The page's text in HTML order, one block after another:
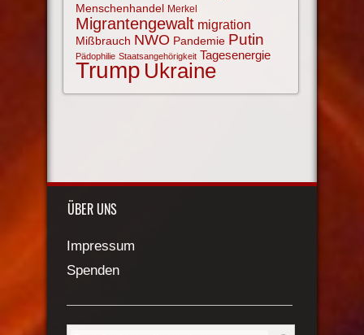
Menschenhandel Merkel
Migrantengewalt migration
Mißbrauch NWO Pandemie Putin
Pädophilie Staatsangehörigkeit Tagesenergie
Trump Ukraine
ÜBER UNS
Impressum
Spenden